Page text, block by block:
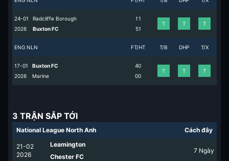
24-01
2026
Radcliffe Borough
Buxton FC
1
5
1
1
T T T
ENG NLN FT/HT T/B DHP T/X
17-01
2026
Buxton FC
Marine
4
0
0
0
T T T
3 TRẬN SẮP TỚI
National League North Anh Cách đây
21-02
2026
Leamington
Chester FC
7 Ngày